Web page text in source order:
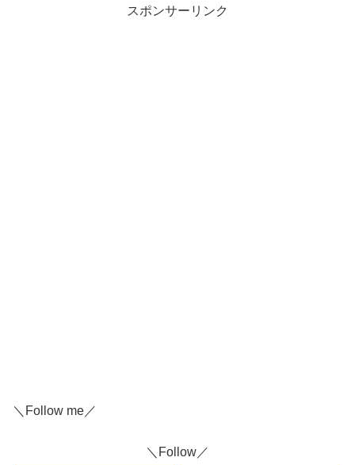
スポンサーリンク
＼Follow me／
＼Follow／